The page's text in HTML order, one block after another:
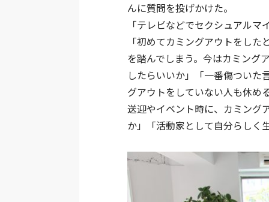
んに質問を投げかけた。
「テレビなどでセクシュアル
「初めてカミングアウトをし
を踏んでしまう。今はカミング
したらいいか」「一番傷ついた
グアウトをしていない人も休め
送迎やイベント時に、カミング
か」「活動家として自分らしく